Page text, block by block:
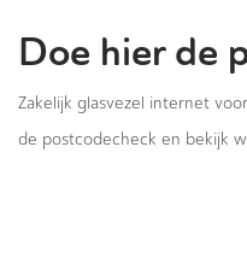
Doe hier de
Zakelijk glasvezel internet
de postcodecheck en bekijk